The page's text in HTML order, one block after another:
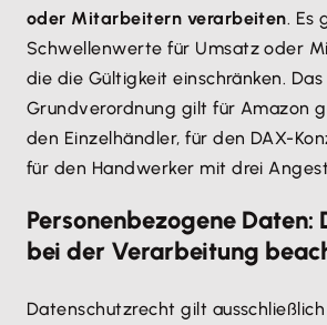
oder Mitarbeitern verarbeiten. Es
Schwellenwerte für Umsatz oder
die die Gültigkeit einschränken.
Grundverordnung gilt für Amazon
den Einzelhändler, für den DAX-
für den Handwerker mit drei
Personenbezogene Daten:
bei der Verarbeitung
Datenschutzrecht gilt